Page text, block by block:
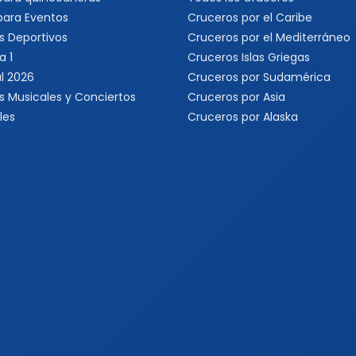
Eventos
Deportivos
1
2026
Musicales y Conciertos
Cruceros por el Caribe
Cruceros por el Mediterráneo
Cruceros Islas Griegas
Cruceros por Sudamérica
Cruceros por Asia
Cruceros por Alaska